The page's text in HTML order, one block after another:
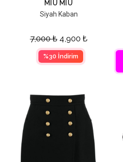
MIU MIU
Siyah Kaban
7,000₺ 4,900 ₺
%30 İndirim